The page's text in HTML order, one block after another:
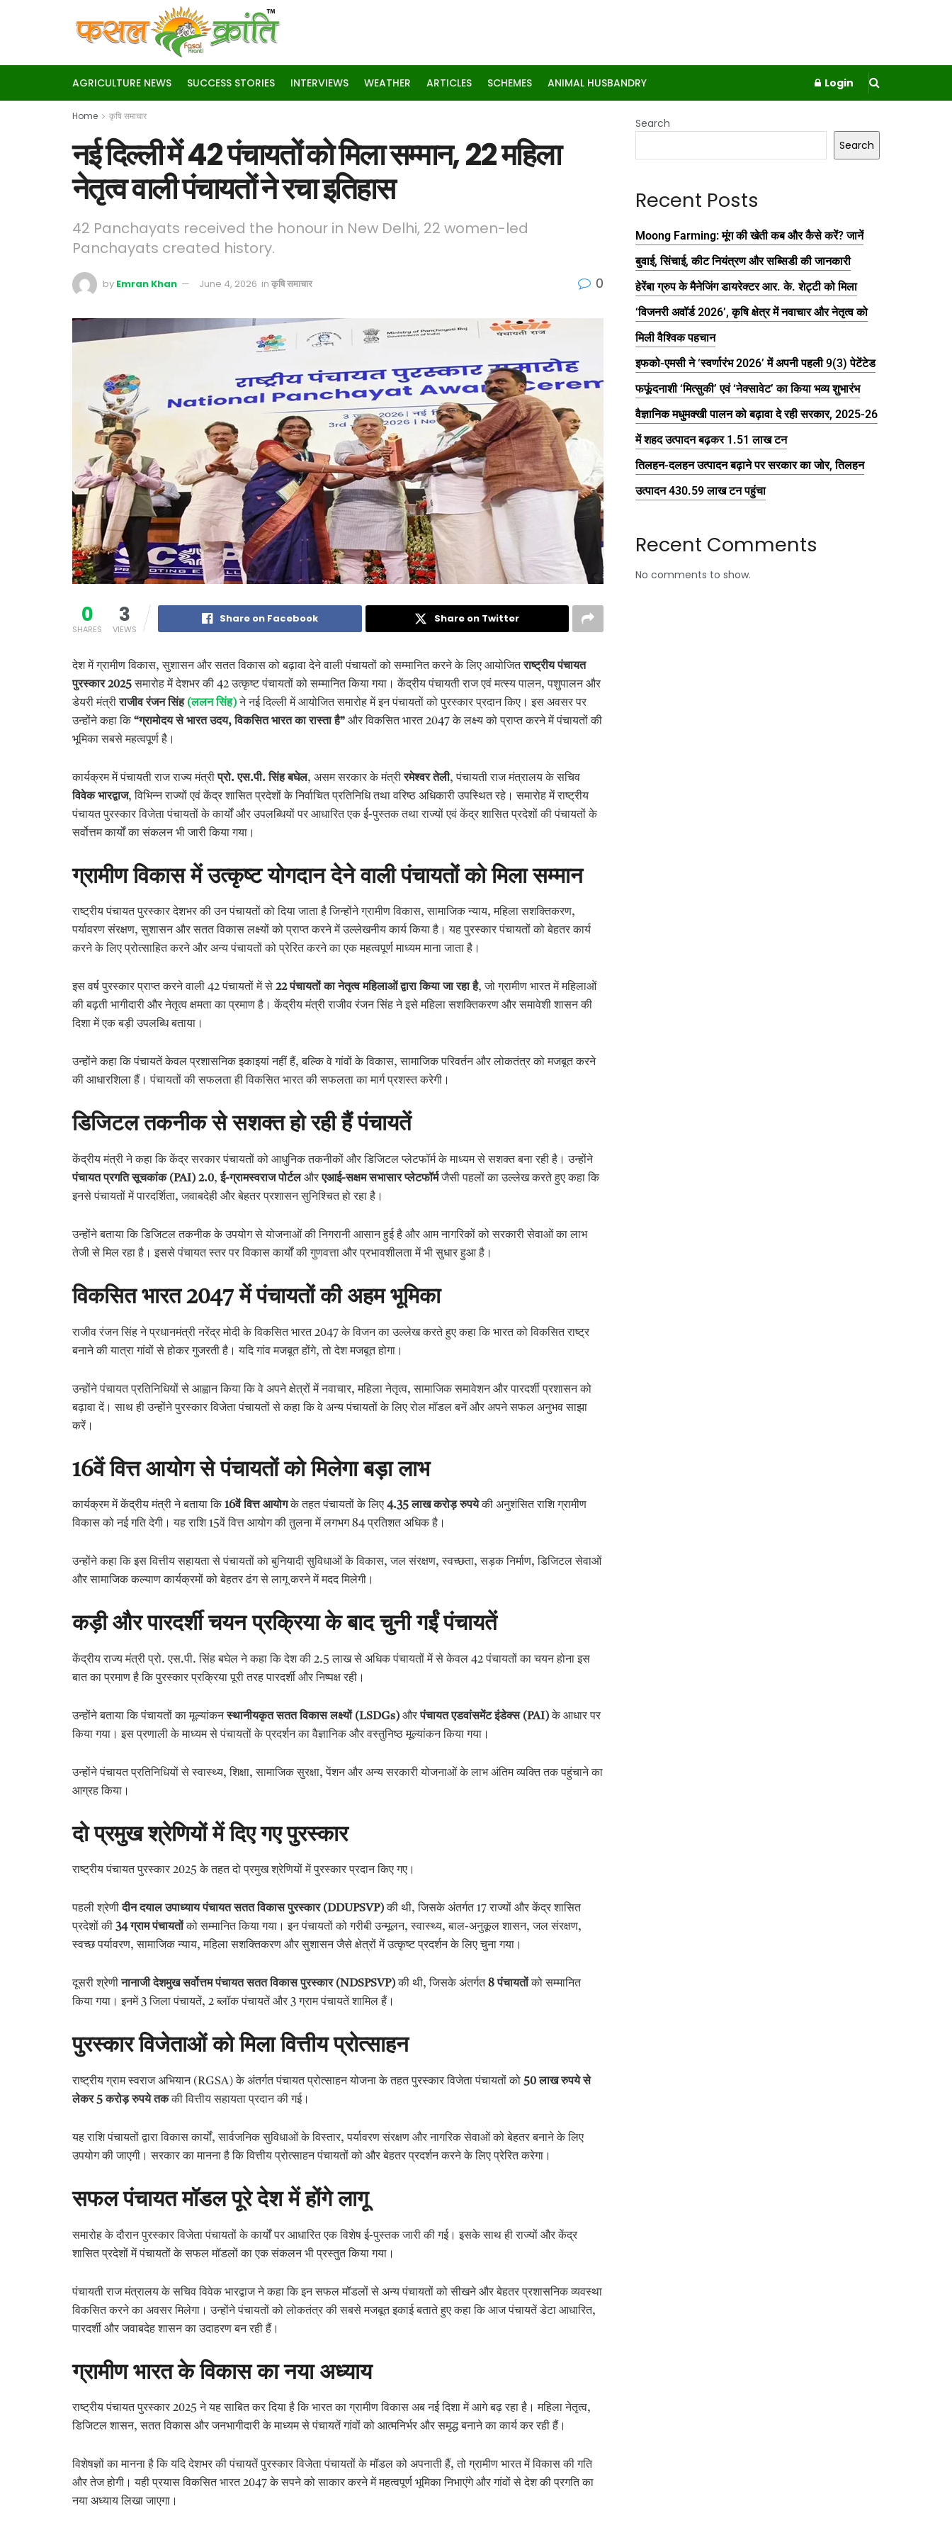
AGRICULTURE NEWS SUCCESS STORIES INTERVIEWS WEATHER ARTICLES SCHEMES ANIMAL HUSBANDRY Login
Home कृषि समाचार
नई दिल्ली में 42 पंचायतों को मिला सम्मान, 22 महिला
नेतृत्व वाली पंचायतों ने रचा इतिहास
42 Panchayats received the honour in New Delhi, 22 women-led
Panchayats created history.
by Emran Khan June 4, 2026 in कृषि समाचार 0
0
SHARES
3
VIEWS
Share on Facebook Share on Twitter
देश में ग्रामीण विकास, सुशासन और सतत विकास को बढ़ावा देने वाली पंचायतों को सम्मानित करने के लिए आयोजितराष्ट्रीय पंचायत
पुरस्कार 2025समारोह में देशभर की 42 उत्कृष्ट पंचायतों को सम्मानित किया गया। केंद्रीय पंचायती राज एवं मत्स्य पालन, पशुपालन और
डेयरी मंत्रीराजीव रंजन सिंह (ललन सिंह)ने नई दिल्ली में आयोजित समारोह में इन पंचायतों को पुरस्कार प्रदान किए। इस अवसर पर
उन्होंने कहा कि“ग्रामोदय से भारत उदय,विकसित भारत का रास्ता है” और विकसित भारत 2047 के लक्ष्य को प्राप्त करने में पंचायतों की
भूमिका सबसे महत्वपूर्ण है।
कार्यक्रम में पंचायती राज राज्य मंत्रीप्रो. एस.पी. सिंह बघेल, असम सरकार के मंत्रीरमेश्वर तेली, पंचायती राज मंत्रालय के सचिव
विवेक भारद्वाज, विभिन्न राज्यों एवं केंद्र शासित प्रदेशों के निर्वाचित प्रतिनिधि तथा वरिष्ठ अधिकारी उपस्थित रहे। समारोह में राष्ट्रीय
पंचायत पुरस्कार विजेता पंचायतों के कार्यों और उपलब्धियों पर आधारित एक ई-पुस्तक तथा राज्यों एवं केंद्र शासित प्रदेशों की पंचायतों के
सर्वोत्तम कार्यों का संकलन भी जारी किया गया।
ग्रामीण विकास में उत्कृष्ट योगदान देने वाली पंचायतों को मिला सम्मान
राष्ट्रीय पंचायत पुरस्कार देशभर की उन पंचायतों को दिया जाता है जिन्होंने ग्रामीण विकास, सामाजिक न्याय, महिला सशक्तिकरण,
पर्यावरण संरक्षण, सुशासन और सतत विकास लक्ष्यों को प्राप्त करने में उल्लेखनीय कार्य किया है। यह पुरस्कार पंचायतों को बेहतर कार्य
करने के लिए प्रोत्साहित करने और अन्य पंचायतों को प्रेरित करने का एक महत्वपूर्ण माध्यम माना जाता है।
इस वर्ष पुरस्कार प्राप्त करने वाली 42 पंचायतों में से 22पंचायतों का नेतृत्व महिलाओं द्वारा किया जा रहा है, जो ग्रामीण भारत में महिलाओं
की बढ़ती भागीदारी और नेतृत्व क्षमता का प्रमाण है। केंद्रीय मंत्री राजीव रंजन सिंह ने इसे महिला सशक्तिकरण और समावेशी शासन की
दिशा में एक बड़ी उपलब्धि बताया।
उन्होंने कहा कि पंचायतें केवल प्रशासनिक इकाइयां नहीं हैं, बल्कि वे गांवों के विकास, सामाजिक परिवर्तन और लोकतंत्र को मजबूत करने
की आधारशिला हैं। पंचायतों की सफलता ही विकसित भारत की सफलता का मार्ग प्रशस्त करेगी।
डिजिटल तकनीक से सशक्त हो रही हैं पंचायतें
केंद्रीय मंत्री ने कहा कि केंद्र सरकार पंचायतों को आधुनिक तकनीकों और डिजिटल प्लेटफॉर्म के माध्यम से सशक्त बना रही है। उन्होंने
पंचायत प्रगति सूचकांक (PAI) 2.0,ई-ग्रामस्वराज पोर्टलऔरएआई-सक्षम सभासार प्लेटफॉर्मजैसी पहलों का उल्लेख करते हुए कहा कि
इनसे पंचायतों में पारदर्शिता, जवाबदेही और बेहतर प्रशासन सुनिश्चित हो रहा है।
उन्होंने बताया कि डिजिटल तकनीक के उपयोग से योजनाओं की निगरानी आसान हुई है और आम नागरिकों को सरकारी सेवाओं का लाभ
तेजी से मिल रहा है। इससे पंचायत स्तर पर विकास कार्यों की गुणवत्ता और प्रभावशीलता में भी सुधार हुआ है।
विकसित भारत 2047में पंचायतों की अहम भूमिका
राजीव रंजन सिंह ने प्रधानमंत्री नरेंद्र मोदी के विकसित भारत 2047 के विजन का उल्लेख करते हुए कहा कि भारत को विकसित राष्ट्र
बनाने की यात्रा गांवों से होकर गुजरती है। यदि गांव मजबूत होंगे, तो देश मजबूत होगा।
उन्होंने पंचायत प्रतिनिधियों से आह्वान किया कि वे अपने क्षेत्रों में नवाचार, महिला नेतृत्व, सामाजिक समावेशन और पारदर्शी प्रशासन को
बढ़ावा दें। साथ ही उन्होंने पुरस्कार विजेता पंचायतों से कहा कि वे अन्य पंचायतों के लिए रोल मॉडल बनें और अपने सफल अनुभव साझा
करें।
16वें वित्त आयोग से पंचायतों को मिलेगा बड़ा लाभ
कार्यक्रम में केंद्रीय मंत्री ने बताया कि16वें वित्त आयोगके तहत पंचायतों के लिए 4.35लाख करोड़ रुपयेकी अनुशंसित राशि ग्रामीण
विकास को नई गति देगी। यह राशि 15वें वित्त आयोग की तुलना में लगभग 84 प्रतिशत अधिक है।
उन्होंने कहा कि इस वित्तीय सहायता से पंचायतों को बुनियादी सुविधाओं के विकास, जल संरक्षण, स्वच्छता, सड़क निर्माण, डिजिटल सेवाओं
और सामाजिक कल्याण कार्यक्रमों को बेहतर ढंग से लागू करने में मदद मिलेगी।
कड़ी और पारदर्शी चयन प्रक्रिया के बाद चुनी गईं पंचायतें
केंद्रीय राज्य मंत्री प्रो. एस.पी. सिंह बघेल ने कहा कि देश की 2.5 लाख से अधिक पंचायतों में से केवल 42 पंचायतों का चयन होना इस
बात का प्रमाण है कि पुरस्कार प्रक्रिया पूरी तरह पारदर्शी और निष्पक्ष रही।
उन्होंने बताया कि पंचायतों का मूल्यांकनस्थानीयकृत सतत विकास लक्ष्यों (LSDGs) औरपंचायत एडवांसमेंट इंडेक्स (PAI)के आधार पर
किया गया। इस प्रणाली के माध्यम से पंचायतों के प्रदर्शन का वैज्ञानिक और वस्तुनिष्ठ मूल्यांकन किया गया।
उन्होंने पंचायत प्रतिनिधियों से स्वास्थ्य, शिक्षा, सामाजिक सुरक्षा, पेंशन और अन्य सरकारी योजनाओं के लाभ अंतिम व्यक्ति तक पहुंचाने का
आग्रह किया।
दो प्रमुख श्रेणियों में दिए गए पुरस्कार
राष्ट्रीय पंचायत पुरस्कार 2025 के तहत दो प्रमुख श्रेणियों में पुरस्कार प्रदान किए गए।
पहली श्रेणीदीन दयाल उपाध्याय पंचायत सतत विकास पुरस्कार (DDUPSVP)की थी, जिसके अंतर्गत 17 राज्यों और केंद्र शासित
प्रदेशों की 34ग्राम पंचायतोंको सम्मानित किया गया। इन पंचायतों को गरीबी उन्मूलन, स्वास्थ्य, बाल-अनुकूल शासन, जल संरक्षण,
स्वच्छ पर्यावरण, सामाजिक न्याय, महिला सशक्तिकरण और सुशासन जैसे क्षेत्रों में उत्कृष्ट प्रदर्शन के लिए चुना गया।
दूसरी श्रेणीनानाजी देशमुख सर्वोत्तम पंचायत सतत विकास पुरस्कार (NDSPSVP)की थी, जिसके अंतर्गत8पंचायतोंको सम्मानित
किया गया। इनमें 3 जिला पंचायतें, 2 ब्लॉक पंचायतें और 3 ग्राम पंचायतें शामिल हैं।
पुरस्कार विजेताओं को मिला वित्तीय प्रोत्साहन
राष्ट्रीय ग्राम स्वराज अभियान (RGSA) के अंतर्गत पंचायत प्रोत्साहन योजना के तहत पुरस्कार विजेता पंचायतों को 50लाख रुपये से
लेकर 5करोड़ रुपये तककी वित्तीय सहायता प्रदान की गई।
यह राशि पंचायतों द्वारा विकास कार्यों, सार्वजनिक सुविधाओं के विस्तार, पर्यावरण संरक्षण और नागरिक सेवाओं को बेहतर बनाने के लिए
उपयोग की जाएगी। सरकार का मानना है कि वित्तीय प्रोत्साहन पंचायतों को और बेहतर प्रदर्शन करने के लिए प्रेरित करेगा।
सफल पंचायत मॉडल पूरे देश में होंगे लागू
समारोह के दौरान पुरस्कार विजेता पंचायतों के कार्यों पर आधारित एक विशेष ई-पुस्तक जारी की गई। इसके साथ ही राज्यों और केंद्र
शासित प्रदेशों में पंचायतों के सफल मॉडलों का एक संकलन भी प्रस्तुत किया गया।
पंचायती राज मंत्रालय के सचिव विवेक भारद्वाज ने कहा कि इन सफल मॉडलों से अन्य पंचायतों को सीखने और बेहतर प्रशासनिक व्यवस्था
विकसित करने का अवसर मिलेगा। उन्होंने पंचायतों को लोकतंत्र की सबसे मजबूत इकाई बताते हुए कहा कि आज पंचायतें डेटा आधारित,
पारदर्शी और जवाबदेह शासन का उदाहरण बन रही हैं।
ग्रामीण भारत के विकास का नया अध्याय
राष्ट्रीय पंचायत पुरस्कार 2025 ने यह साबित कर दिया है कि भारत का ग्रामीण विकास अब नई दिशा में आगे बढ़ रहा है। महिला नेतृत्व,
डिजिटल शासन, सतत विकास और जनभागीदारी के माध्यम से पंचायतें गांवों को आत्मनिर्भर और समृद्ध बनाने का कार्य कर रही हैं।
विशेषज्ञों का मानना है कि यदि देशभर की पंचायतें पुरस्कार विजेता पंचायतों के मॉडल को अपनाती हैं, तो ग्रामीण भारत में विकास की गति
और तेज होगी। यही प्रयास विकसित भारत 2047 के सपने को साकार करने में महत्वपूर्ण भूमिका निभाएंगे और गांवों से देश की प्रगति का
नया अध्याय लिखा जाएगा।
Search
Search
Recent Posts
Moong Farming: मूंग की खेती कब और कैसे करें? जानें
बुवाई, सिंचाई, कीट नियंत्रण और सब्सिडी की जानकारी
हेरेंबा ग्रुप के मैनेजिंग डायरेक्टर आर. के. शेट्टी को मिला
‘विजनरी अवॉर्ड 2026’, कृषि क्षेत्र में नवाचार और नेतृत्व को
मिली वैश्विक पहचान
इफको-एमसी ने ‘स्वर्णारंभ 2026’ में अपनी पहली 9(3) पेटेंटेड
फफूंदनाशी ‘मित्सुकी’ एवं ‘नेक्सावेट’ का किया भव्य शुभारंभ
वैज्ञानिक मधुमक्खी पालन को बढ़ावा दे रही सरकार, 2025-26
में शहद उत्पादन बढ़कर 1.51 लाख टन
तिलहन-दलहन उत्पादन बढ़ाने पर सरकार का जोर, तिलहन
उत्पादन 430.59 लाख टन पहुंचा
Recent Comments
No comments to show.